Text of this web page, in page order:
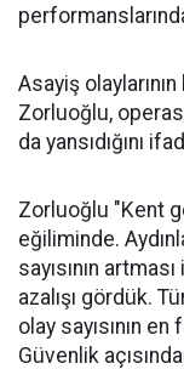
Asayiş
Zorluoğlu,
da yansıdığını
Zorluoğlu "Kent
eğiliminde.
sayısının
azalışı gördük.
olay sayısının
Güvenlik